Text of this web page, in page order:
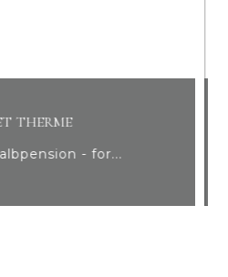
6 TAGE
Remise en Forme von 6